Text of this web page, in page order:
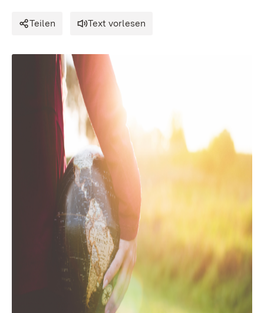
Teilen Text vorlesen